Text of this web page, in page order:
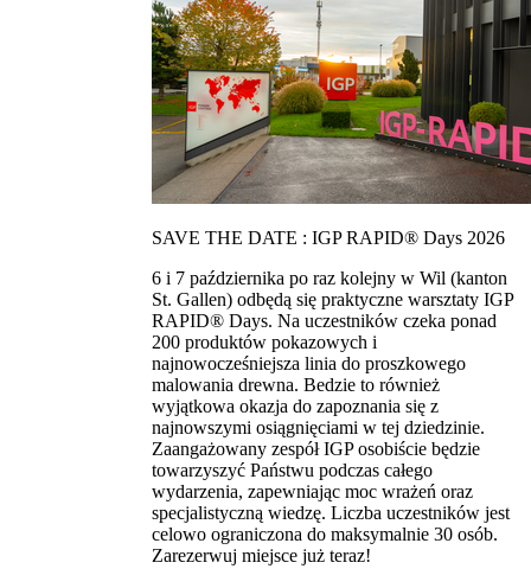
SAVE THE DATE : IGP RAPID® Days 2026
6 i 7 października po raz kolejny w Wil (kanton
St. Gallen) odbędą się praktyczne warsztaty IGP
RAPID® Days. Na uczestników czeka ponad
200 produktów pokazowych i
najnowocześniejsza linia do proszkowego
malowania drewna. Bedzie to również
wyjątkowa okazja do zapoznania się z
najnowszymi osiągnięciami w tej dziedzinie.
Zaangażowany zespół IGP osobiście będzie
towarzyszyć Państwu podczas całego
wydarzenia, zapewniając moc wrażeń oraz
specjalistyczną wiedzę. Liczba uczestników jest
celowo ograniczona do maksymalnie 30 osób.
Zarezerwuj miejsce już teraz!